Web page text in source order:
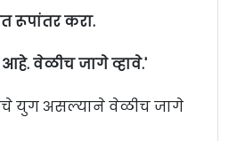
रूपांतर करा.
वेळीच जागे व्हावे.'
युग असल्याने वेळीच जागे